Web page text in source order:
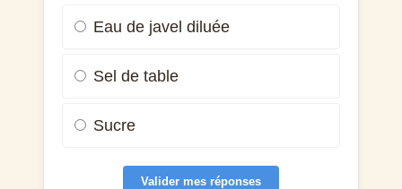
Eau de javel diluée
Sel de table
Sucre
Valider mes réponses